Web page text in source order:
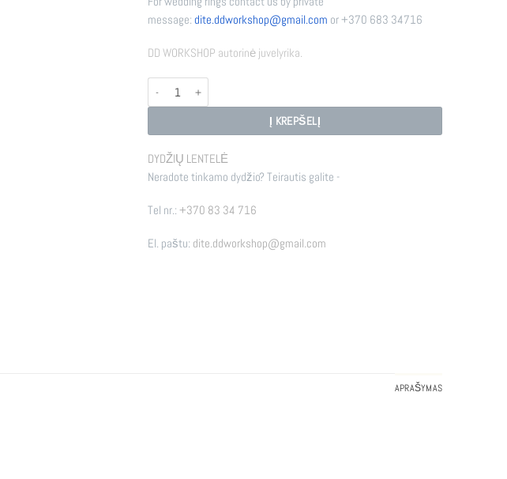
message: dite.ddworkshop@gmail.com or +370 683 34716
DD WORKSHOP autorinė juvelyrika.
produkto kiekis: KUPOLĖ
Į KREPŠELĮ
DYDŽIŲ LENTELĖ
Neradote tinkamo dydžio? Teirautis galite -
Tel nr.: +370 83 34 716
El. paštu: dite.ddworkshop@gmail.com
APRAŠYMAS